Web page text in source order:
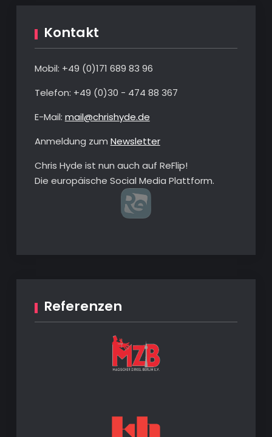
Kontakt
Mobil: +49 ‭(0)‭171 689 83 96‬
Telefon: ‭+49 (0)30 - 474 88 367‬
E-Mail: mail@chrishyde.de
Anmeldung zum Newsletter
Chris Hyde ist nun auch auf ReFlip!
Die europäische Social Media Plattform.
Referenzen